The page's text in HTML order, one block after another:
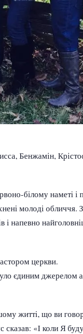
Бенжамін,
білому наметі
молоді
і напевно
церкви.
єдиним джерелом
житті, що ви
«І коли Я